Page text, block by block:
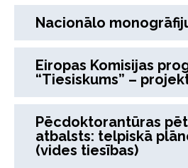
Nacionālo
Eiropas Komisijas
“Tiesiskums” –
Pēcdoktorantūras
atbalsts: telpiskā
(vides tiesības)